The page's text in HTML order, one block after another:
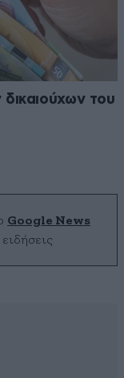
του
Google News